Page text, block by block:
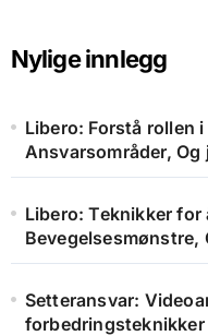
Nylige innlegg
Libero: Forstå rollen
Ansvarsområder,
Libero: Teknikker for
Bevegelsesmønstre,
Setteransvar:
forbedringsteknikker